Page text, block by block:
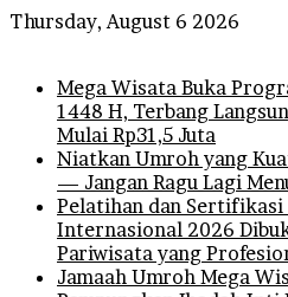
Thursday, August 6 2026
Mega Wisata Buka
1448 H, Terbang
Mulai Rp31,5 Juta
Niatkan Umroh yang
— Jangan Ragu Lagi
Pelatihan dan Sertifikasi
Internasional 2026
Pariwisata yang
Jamaah Umroh Mega